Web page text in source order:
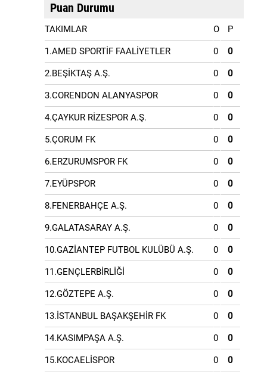
Puan Durumu
TAKIMLAR O P
1.AMED SPORTİF FAALİYETLER 0 0
2.BEŞİKTAŞ A.Ş. 0 0
3.CORENDON ALANYASPOR 0 0
4.ÇAYKUR RİZESPOR A.Ş. 0 0
5.ÇORUM FK 0 0
6.ERZURUMSPOR FK 0 0
7.EYÜPSPOR 0 0
8.FENERBAHÇE A.Ş. 0 0
9.GALATASARAY A.Ş. 0 0
10.GAZİANTEP FUTBOL KULÜBÜ A.Ş. 0 0
11.GENÇLERBİRLİĞİ 0 0
12.GÖZTEPE A.Ş. 0 0
13.İSTANBUL BAŞAKŞEHİR FK 0 0
14.KASIMPAŞA A.Ş. 0 0
15.KOCAELİSPOR 0 0